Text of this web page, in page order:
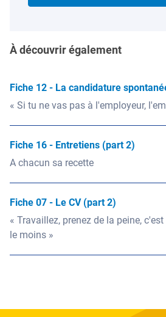
À découvrir également
Fiche 12 - La candidature
« Si tu ne vas pas à l'employeur,
Fiche 16 - Entretiens (part 2)
A chacun sa recette
Fiche 07 - Le CV (part 2)
« Travaillez, prenez de la peine,
le moins »